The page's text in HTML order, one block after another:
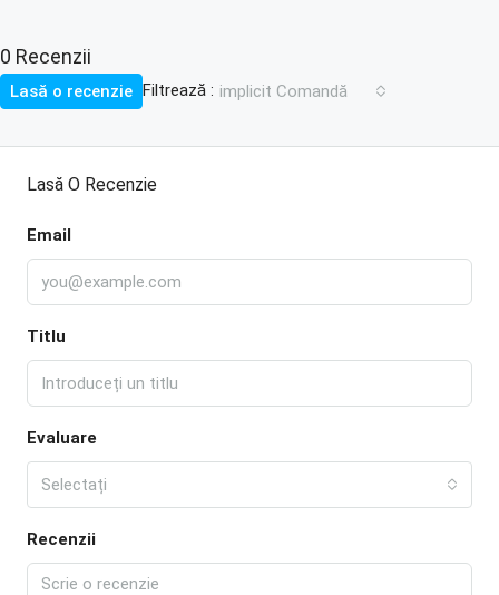
0 Recenzii
Filtrează : implicit Comandă
Lasă o recenzie
Lasă O Recenzie
Email
Titlu
Evaluare
Selectați
Recenzii